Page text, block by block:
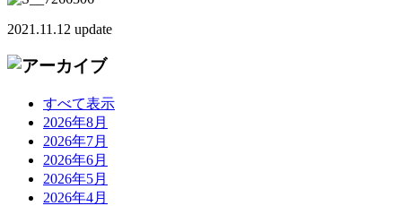
2021.11.12 update
すべて表示
2026年8月
2026年7月
2026年6月
2026年5月
2026年4月